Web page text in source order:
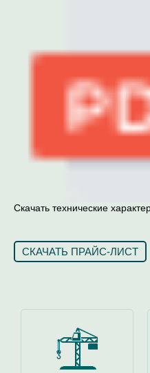
Скачать технические
СКАЧАТЬ ПРАЙС-ЛИСТ